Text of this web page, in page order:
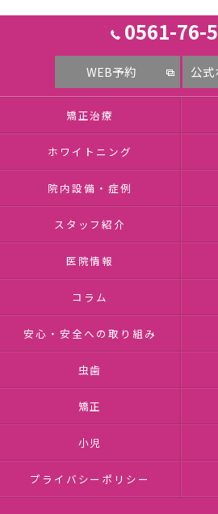
0561-76-
WEB予約 公
矯正治療
ホワイトニング
院内設備・症例
スタッフ紹介
医院情報
コラム
安心・安全への取り組み
虫歯
矯正
小児
プライバシーポリシー